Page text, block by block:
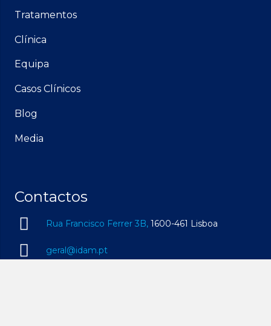
Tratamentos
Clínica
Equipa
Casos Clínicos
Blog
Media
Contactos
Rua Francisco Ferrer 3B, 1600-461 Lisboa
geral@idam.pt